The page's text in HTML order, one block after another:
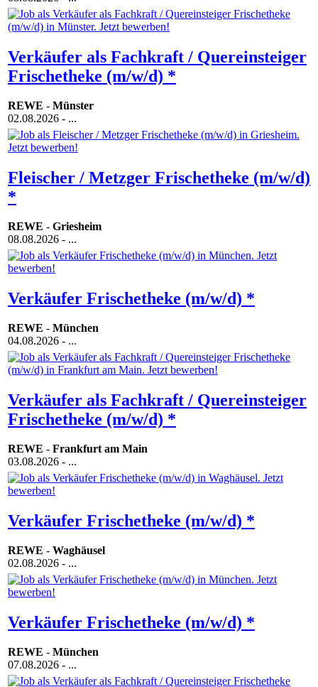
Verkäufer als Fachkraft / Quereinsteiger
Frischetheke (m/w/d) *
REWE - Münster
02.08.2026 - ...
Fleischer / Metzger Frischetheke (m/w/d)
*
REWE - Griesheim
08.08.2026 - ...
Verkäufer Frischetheke (m/w/d) *
REWE - München
04.08.2026 - ...
Verkäufer als Fachkraft / Quereinsteiger
Frischetheke (m/w/d) *
REWE - Frankfurt am Main
03.08.2026 - ...
Verkäufer Frischetheke (m/w/d) *
REWE - Waghäusel
02.08.2026 - ...
Verkäufer Frischetheke (m/w/d) *
REWE - München
07.08.2026 - ...